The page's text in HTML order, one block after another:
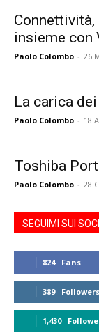
Connettività,
insieme con
Paolo Colombo - 26
La carica
Paolo Colombo - 18
Toshiba
Paolo Colombo - 28
SEGUIMI SUI
824 Fans
389 Followers
1,430